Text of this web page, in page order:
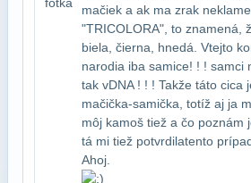
mačiek a ak ma zrak
"TRICOLORA", to znamená,
biela, čierna, hnedá. V​tejto
narodia iba samice! ! ! samci
tak v​DNA ! ! ! Takže táto cica
mačička-samička, totíž aj ja
môj kamoš tiež a čo poznám
tá mi tiež potvrdila​tento
Ahoj.